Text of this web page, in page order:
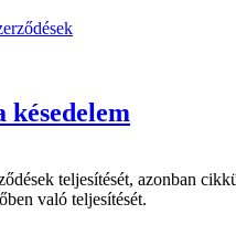
teljesítését, azonban
való teljesítését.